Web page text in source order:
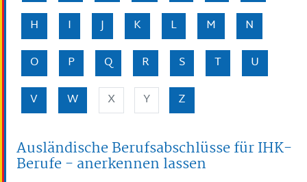
H
I J K L M
N
O
P Q R S T
U
V
W X Y Z
Ausländische Berufsabschlüsse für IHK-
Berufe - anerkennen lassen